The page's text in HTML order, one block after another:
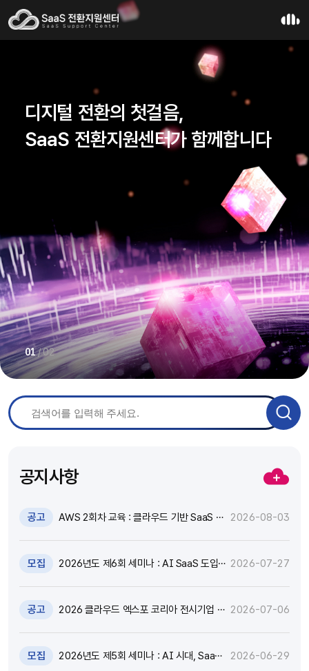
디지털 전환의 첫걸음,
SaaS 전환지원센터가 함께합니다
01/02
공지사항
공고
AWS 2회차 교육 : 클라우드 기반 SaaS 현
2026-08-03
모집
2026년도 제6회 세미나 : AI SaaS 도입,
2026-07-27
공고
2026 클라우드 엑스포 코리아 전시기업 지 2026-07-06
모집
2026년도 제5회 세미나 : AI 시대, SaaS
2026-06-29